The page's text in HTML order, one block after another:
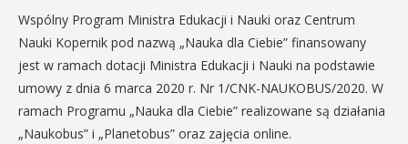
Wspólny Program Ministra Edukacji i Nauki oraz Centrum
Nauki Kopernik pod nazwą „Nauka dla Ciebie” finansowany
jest w ramach dotacji Ministra Edukacji i Nauki na podstawie
umowy z dnia 6 marca 2020 r. Nr 1/CNK-NAUKOBUS/2020. W
ramach Programu „Nauka dla Ciebie” realizowane są działania
„Naukobus” i „Planetobus” oraz zajęcia online.